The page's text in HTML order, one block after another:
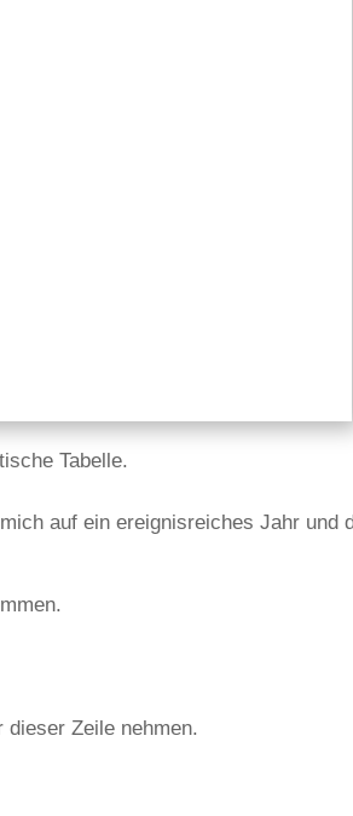
Tabelle.
auf ein ereignisreiches Jahr und
Zeile nehmen.